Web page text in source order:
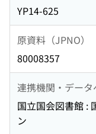
YP14-625
原資料（JPNO）
80008357
連携機関・データ
国立国会図書館 :
ン